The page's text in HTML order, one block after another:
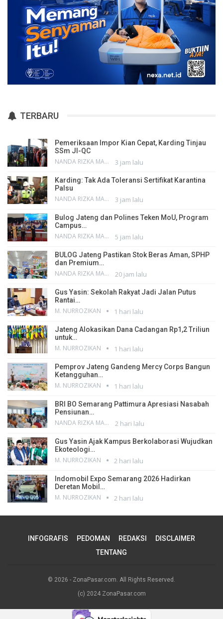
TERBARU
Pemeriksaan Impor Kian Cepat, Karding Tinjau
SSm JI-QC
NANDA RIZKA MAHENDRA 3 jam lalu
Karding: Tak Ada Toleransi Sertifikat Karantina
Palsu
NANDA RIZKA MAHENDRA 3 jam lalu
Bulog Jateng dan Polines Teken MoU, Program
Campus…
NANDA RIZKA MAHENDRA 5 jam lalu
BULOG Jateng Pastikan Stok Beras Aman, SPHP
dan Premium…
NANDA RIZKA MAHENDRA 20 jam lalu
Gus Yasin: Sekolah Rakyat Jadi Jalan Putus
Rantai…
M. NURROZIKAN 1 hari lalu
Jateng Alokasikan Dana Cadangan Rp1,2 Triliun
untuk…
M. NURROZIKAN 1 hari lalu
Pemprov Jateng Gandeng Mercy Corps Bangun
Ketangguhan…
M. NURROZIKAN 1 hari lalu
BRI BO Semarang Pattimura Apresiasi Nasabah
Pensiunan…
NANDA RIZKA MAHENDRA 2 hari lalu
Gus Yasin Ajak Kampus Berkolaborasi Wujudkan
Ekoteologi…
M. NURROZIKAN 2 hari lalu
Indomobil Expo Semarang 2026 Hadirkan
Deretan Mobil…
M. NURROZIKAN 2 hari lalu
INFOGRAFIS PEDOMAN REDAKSI
DISCLAIMER
TENTANG
© 2026 - ZonaPasar.com. All Rights Reserved.
(c) 2024 ZonaPasar.com